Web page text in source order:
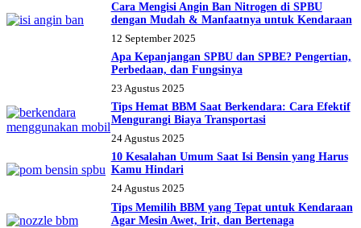
Cara Mengisi Angin Ban Nitrogen di SPBU
dengan Mudah & Manfaatnya untuk Kendaraan
12 September 2025
Apa Kepanjangan SPBU dan SPBE? Pengertian,
Perbedaan, dan Fungsinya
23 Agustus 2025
Tips Hemat BBM Saat Berkendara: Cara Efektif
Mengurangi Biaya Transportasi
24 Agustus 2025
10 Kesalahan Umum Saat Isi Bensin yang Harus
Kamu Hindari
24 Agustus 2025
Tips Memilih BBM yang Tepat untuk Kendaraan
Agar Mesin Awet, Irit, dan Bertenaga